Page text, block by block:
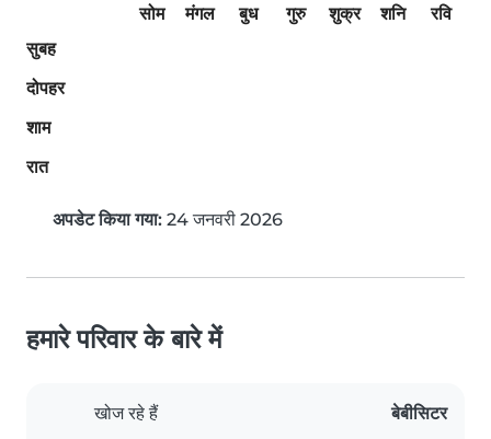
सोम मंगल बुध गुरु शुक्र शनि
रवि
सुबह
दोपहर
शाम
रात
अपडेट किया गया: 24 जनवरी 2026
हमारे परिवार के बारे में
खोज रहे हैं बेबीसिटर